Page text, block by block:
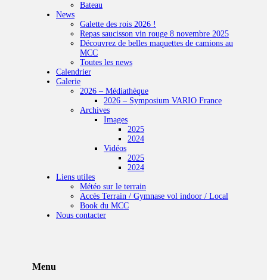
Bateau
News
Galette des rois 2026 !
Repas saucisson vin rouge 8 novembre 2025
Découvrez de belles maquettes de camions au
MCC
Toutes les news
Calendrier
Galerie
2026 – Médiathèque
2026 – Symposium VARIO France
Archives
Images
2025
2024
Vidéos
2025
2024
Liens utiles
Météo sur le terrain
Accès Terrain / Gymnase vol indoor / Local
Book du MCC
Nous contacter
Menu